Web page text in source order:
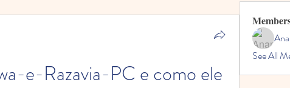
e-Razavia-PC e como ele
See All